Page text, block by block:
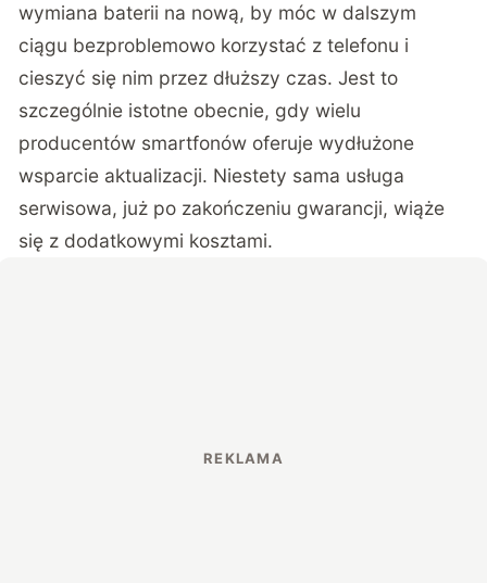
wymiana baterii na nową, by móc w dalszym
ciągu bezproblemowo korzystać z telefonu i
cieszyć się nim przez dłuższy czas. Jest to
szczególnie istotne obecnie, gdy wielu
producentów smartfonów oferuje wydłużone
wsparcie aktualizacji. Niestety sama usługa
serwisowa, już po zakończeniu gwarancji, wiąże
się z dodatkowymi kosztami.